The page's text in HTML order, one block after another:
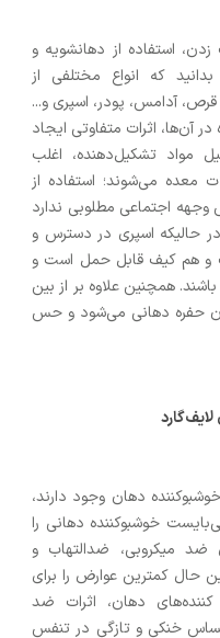
استفاده از دهانشویه و
که انواع مختلفی از
آدامس، پودر، اسپری و...
آن‌ها، اثرات متفاوتی ایجاد
مواد تشکیل‌دهنده، اغلب
باعث به هم زدن pH معده و مشکلات معده می‌‎شوند؛ استفاده از
اجتماعی مطلوبی ندارد
حالیکه اسپری در دسترس و
و هم کیف قابل حمل است و
همچنین علاوه بر از بین
حفره دهانی می‌شود و حس
دهان وجود دارند،
خوشبوکننده دهانی را
ضد میکروبی، ضدالتهاب و
حال کمترین عوارض را برای
دهان، اثرات ضد
خنکی و تازگی در تنفس